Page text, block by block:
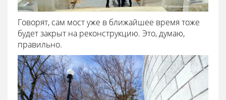
Говорят, сам мост уже в ближайшее время тоже
будет закрыт на реконструкцию. Это, думаю,
правильно.